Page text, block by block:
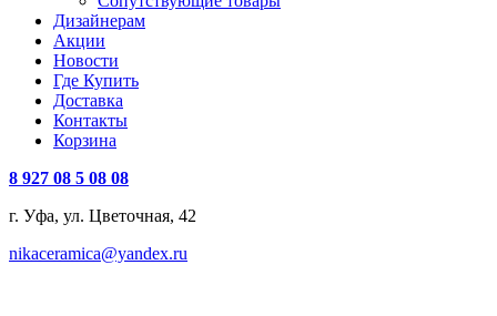
Дизайнерам
Акции
Новости
Где Купить
Доставка
Контакты
Корзина
8 927 08 5 08 08
г. Уфа, ул. Цветочная, 42
nikaceramica@yandex.ru